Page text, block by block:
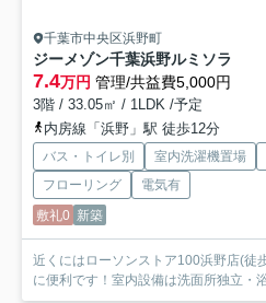
千葉市中央区浜野町
ジーメゾン千葉浜野ルミソラ
7.4万円 管理/共益費5,000円
3階 / 33.05㎡ / 1LDK /予定
内房線「浜野」駅 徒歩12分
バス・トイレ別 室内洗濯機置場
フローリング
電気有
敷礼0 新築
近くにはローソンストア100浜野店(徒
に便利です！室内設備は洗面所独立・